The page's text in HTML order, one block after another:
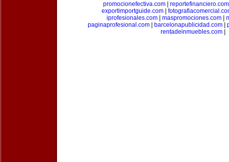
promocionefectiva.com
reportefinanciero.com
exportimportguide.com
iprofesionales.com
maspromociones.com
paginaprofesional.com| barcelonapublicidad.com|
rentadeinmuebles.com|